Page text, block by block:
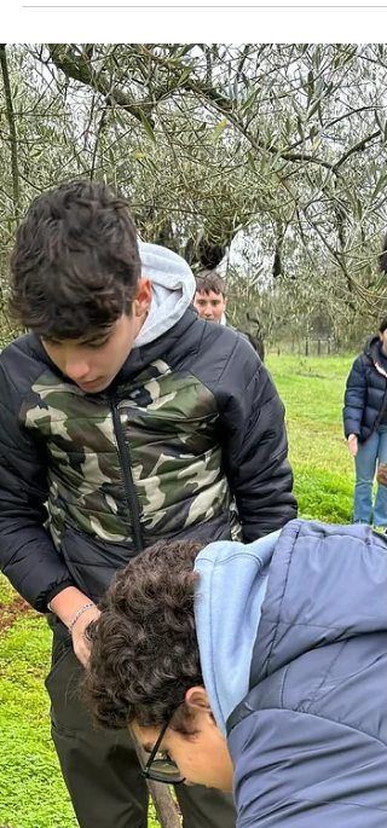
turma do 8ºB da Escola Básica nº2, 3 de Vila
Nova de São Bento, a uma zona de
montado. Falámos...